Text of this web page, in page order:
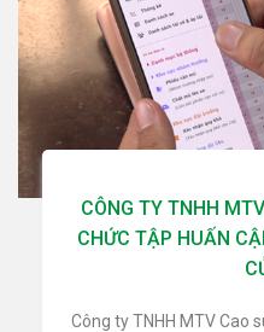
CÔNG TY TNHH
CHỨC TẬP HUẤN
Công ty TNHH MTV Cao